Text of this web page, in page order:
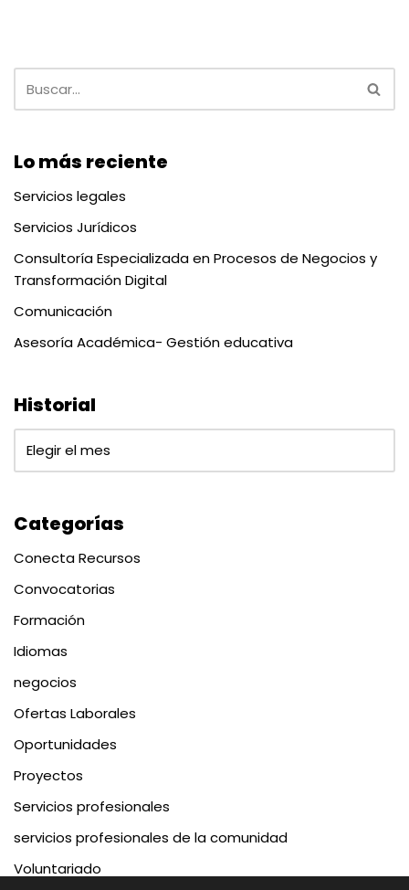
Lo más reciente
Servicios legales
Servicios Jurídicos
Consultoría Especializada en Procesos de Negocios y
Transformación Digital
Comunicación
Asesoría Académica- Gestión educativa
Historial
Categorías
Conecta Recursos
Convocatorias
Formación
Idiomas
negocios
Ofertas Laborales
Oportunidades
Proyectos
Servicios profesionales
servicios profesionales de la comunidad
Voluntariado